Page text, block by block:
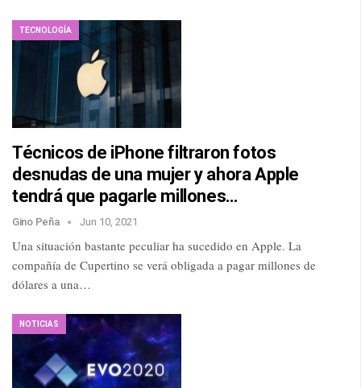
TECNOLOGÍA
Técnicos de iPhone filtraron fotos
desnudas de una mujer y ahora Apple
tendrá que pagarle millones…
Gino Peña Jun 10, 2021
Una situación bastante peculiar ha sucedido en Apple. La
compañía de Cupertino se verá obligada a pagar millones de
dólares a una…
NOTICIAS